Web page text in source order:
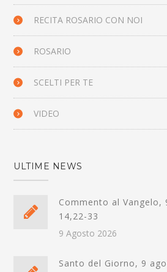
RECITA ROSARIO CON NOI
ROSARIO
SCELTI PER TE
VIDEO
ULTIME NEWS
Commento al
14,22-33
9 Agosto 2026
Santo del Giorno, 9